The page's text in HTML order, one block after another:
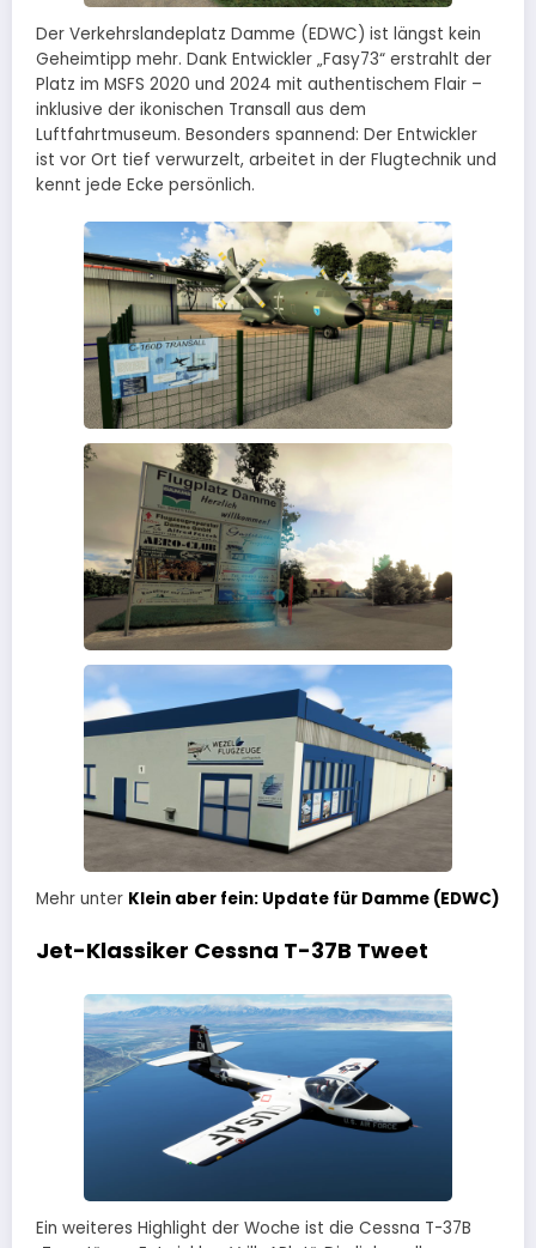
Der Verkehrslandeplatz Damme (EDWC) ist längst kein
Geheimtipp mehr. Dank Entwickler „Fasy73“ erstrahlt der
Platz im MSFS 2020 und 2024 mit authentischem Flair –
inklusive der ikonischen Transall aus dem
Luftfahrtmuseum. Besonders spannend: Der Entwickler
ist vor Ort tief verwurzelt, arbeitet in der Flugtechnik und
kennt jede Ecke persönlich.
Mehr unter Klein aber fein: Update für Damme (EDWC)
Jet-Klassiker Cessna T-37B Tweet
Ein weiteres Highlight der Woche ist die Cessna T-37B